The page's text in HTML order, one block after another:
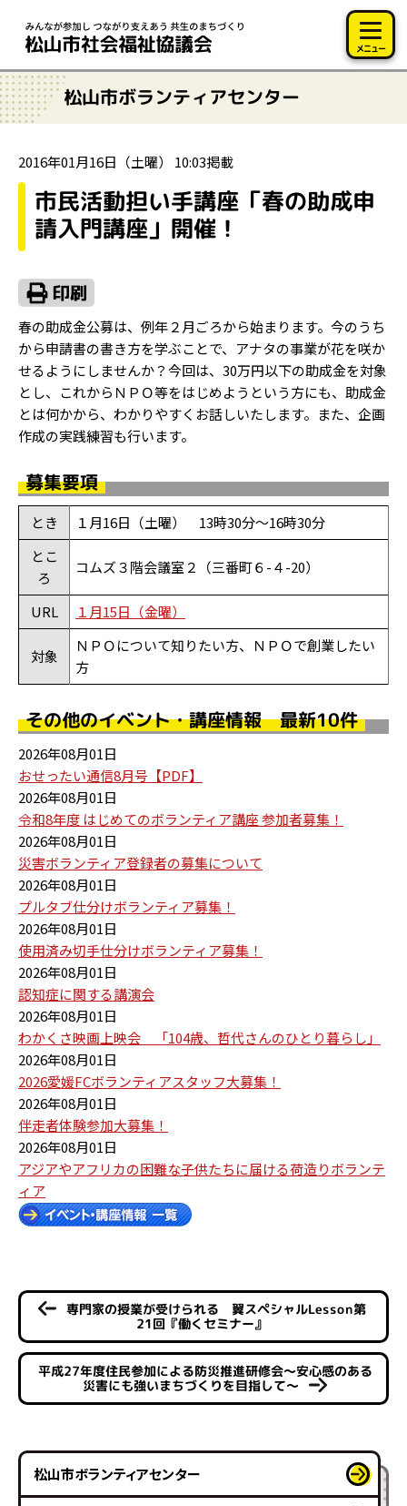
メニュー
松山市ボランティアセンター
2016年01月16日（土曜） 10:03掲載
市民活動担い手講座「春の助成申
請入門講座」開催！
春の助成金公募は、例年２月ごろから始まります。今のうち
から申請書の書き方を学ぶことで、アナタの事業が花を咲か
せるようにしませんか？今回は、30万円以下の助成金を対象
とし、これからＮＰＯ等をはじめようという方にも、助成金
とは何かから、わかりやすくお話しいたします。また、企画
作成の実践練習も行います。
募集要項
とき
１月16日（土曜） 13時30分～16時30分
とこ
ろ
コムズ３階会議室２（三番町６-４-20）
URL １月15日（金曜）
対象
ＮＰＯについて知りたい方、ＮＰＯで創業したい
方
その他のイベント・講座情報 最新10件
2026年08月01日
おせったい通信8月号【PDF】
2026年08月01日
令和8年度 はじめてのボランティア講座 参加者募集！
2026年08月01日
災害ボランティア登録者の募集について
2026年08月01日
プルタブ仕分けボランティア募集！
2026年08月01日
使用済み切手仕分けボランティア募集！
2026年08月01日
認知症に関する講演会
2026年08月01日
わかくさ映画上映会 「104歳、哲代さんのひとり暮らし」
2026年08月01日
2026愛媛FCボランティアスタッフ大募集！
2026年08月01日
伴走者体験参加大募集！
2026年08月01日
アジアやアフリカの困難な子供たちに届ける荷造りボランテ
ィア
専門家の授業が受けられる 翼スペシャルLesson第
21回『働くセミナー』
平成27年度住民参加による防災推進研修会～安心感のある
災害にも強いまちづくりを目指して～
松山市ボランティアセンター